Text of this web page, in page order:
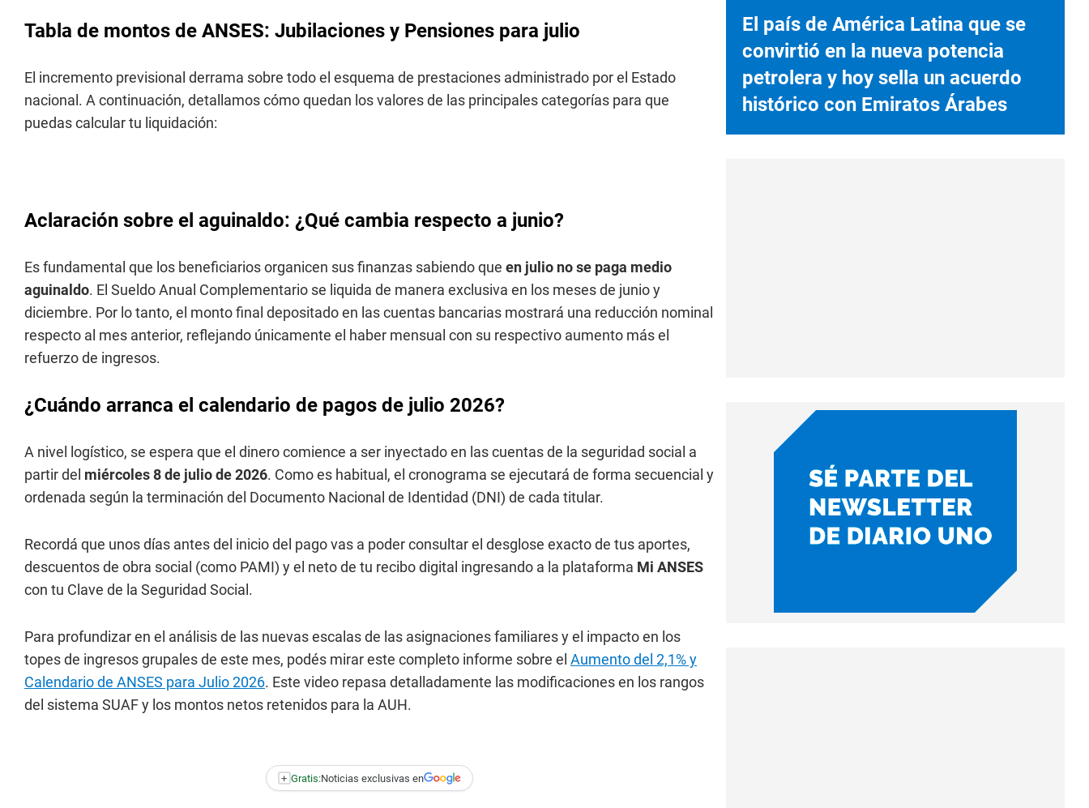
Tabla de montos de ANSES: Jubilaciones y Pensiones para julio
El incremento previsional derrama sobre todo el esquema de prestaciones administrado por el Estado
nacional. A continuación, detallamos cómo quedan los valores de las principales categorías para que
puedas calcular tu liquidación:
Aclaración sobre el aguinaldo: ¿Qué cambia respecto a junio?
Es fundamental que los beneficiarios organicen sus finanzas sabiendo que en julio no se paga medio
aguinaldo. El Sueldo Anual Complementario se liquida de manera exclusiva en los meses de junio y
diciembre. Por lo tanto, el monto final depositado en las cuentas bancarias mostrará una reducción nominal
respecto al mes anterior, reflejando únicamente el haber mensual con su respectivo aumento más el
refuerzo de ingresos.
¿Cuándo arranca el calendario de pagos de julio 2026?
A nivel logístico, se espera que el dinero comience a ser inyectado en las cuentas de la seguridad social a
partir del miércoles 8 de julio de 2026. Como es habitual, el cronograma se ejecutará de forma secuencial y
ordenada según la terminación del Documento Nacional de Identidad (DNI) de cada titular.
Recordá que unos días antes del inicio del pago vas a poder consultar el desglose exacto de tus aportes,
descuentos de obra social (como PAMI) y el neto de tu recibo digital ingresando a la plataforma Mi ANSES
con tu Clave de la Seguridad Social.
Para profundizar en el análisis de las nuevas escalas de las asignaciones familiares y el impacto en los
topes de ingresos grupales de este mes, podés mirar este completo informe sobre el Aumento del 2,1% y
Calendario de ANSES para Julio 2026. Este video repasa detalladamente las modificaciones en los rangos
del sistema SUAF y los montos netos retenidos para la AUH.
+ Gratis:Noticias exclusivas en
El país de América Latina que se
convirtió en la nueva potencia
petrolera y hoy sella un acuerdo
histórico con Emiratos Árabes